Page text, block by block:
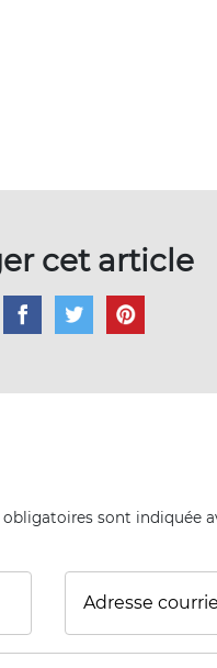
cet article
obligatoires sont indiquée